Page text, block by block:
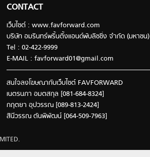
CONTACT
เว็บไซต์ : www.favforward.com
บริษัท อมรินทร์พริ้นติ้งแอนด์พับลิชชิ่ง จำกัด (มหาชน)
Tel : 02-422-9999
E-MAIL : favforward01@gmail.com
สนใจลงโฆษณากับเว็บไซต์ FAVFORWARD
เนตรนภา อมตสกุล [081-684-8324]
กฤตยา อุปวรรณ [089-813-2424]
สินีวรรณ ตันพิพัฒน์ [064-509-7963]